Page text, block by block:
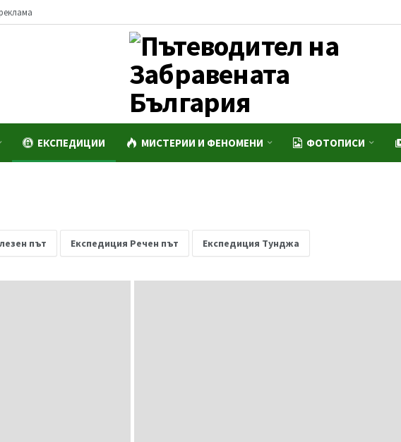
ЕКСПЕДИЦИИ МИСТЕРИИ И ФЕНОМЕНИ ФОТОПИСИ
път Експедиция Речен път Експедиция Тунджа